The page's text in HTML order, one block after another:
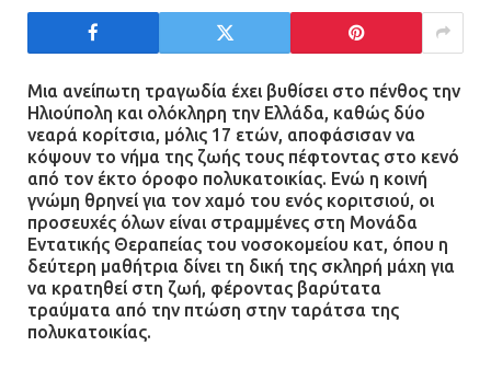
Μια ανείπωτη τραγωδία έχει βυθίσει στο πένθος την
Ηλιούπολη και ολόκληρη την Ελλάδα, καθώς δύο
νεαρά κορίτσια, μόλις 17 ετών, αποφάσισαν να
κόψουν το νήμα της ζωής τους πέφτοντας στο κενό
από τον έκτο όροφο πολυκατοικίας. Ενώ η κοινή
γνώμη θρηνεί για τον χαμό του ενός κοριτσιού, οι
προσευχές όλων είναι στραμμένες στη Μονάδα
Εντατικής Θεραπείας του νοσοκομείου κατ, όπου η
δεύτερη μαθήτρια δίνει τη δική της σκληρή μάχη για
να κρατηθεί στη ζωή, φέροντας βαρύτατα
τραύματα από την πτώση στην ταράτσα της
πολυκατοικίας.